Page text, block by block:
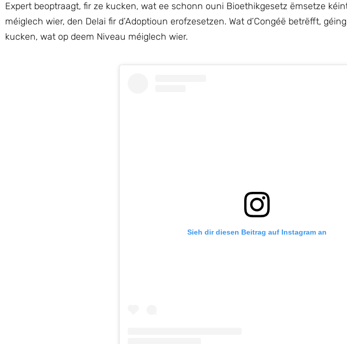
Expert beoptraagt, fir ze kucken, wat ee schonn ouni Bioethikgesetz ëmsetze
méiglech wier, den Delai fir d’Adoptioun erofzesetzen. Wat d’Congéë betrëfft,
kucken, wat op deem Niveau méiglech wier.
Sieh dir diesen Beitrag auf Instagram an